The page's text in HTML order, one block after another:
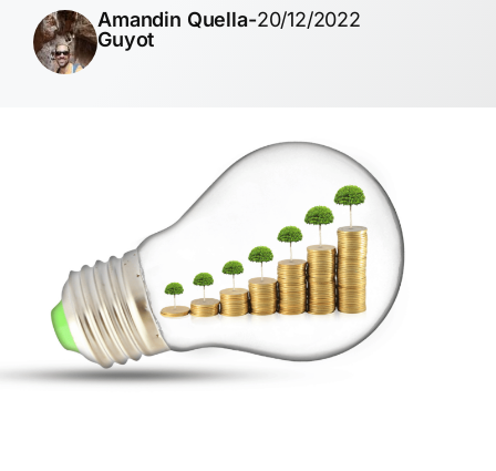
Amandin Quella-
Guyot
20/12/2022